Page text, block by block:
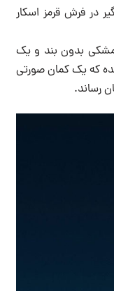
در فرش قرمز اسکار
بدون بند و یک
که یک کمان صورتی
رساند.